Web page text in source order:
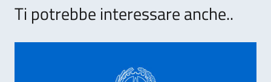
Ti potrebbe interessare anche..